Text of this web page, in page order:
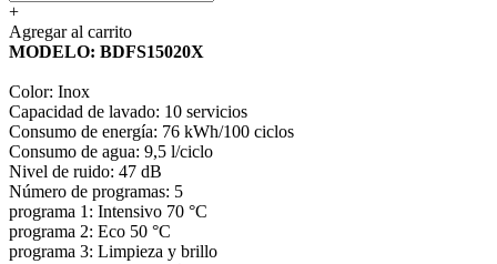
+
Agregar al carrito
MODELO: BDFS15020X
Color: Inox
Capacidad de lavado: 10 servicios
Consumo de energía: 76 kWh/100 ciclos
Consumo de agua: 9,5 l/ciclo
Nivel de ruido: 47 dB
Número de programas: 5
programa 1: Intensivo 70 °C
programa 2: Eco 50 °C
programa 3: Limpieza y brillo